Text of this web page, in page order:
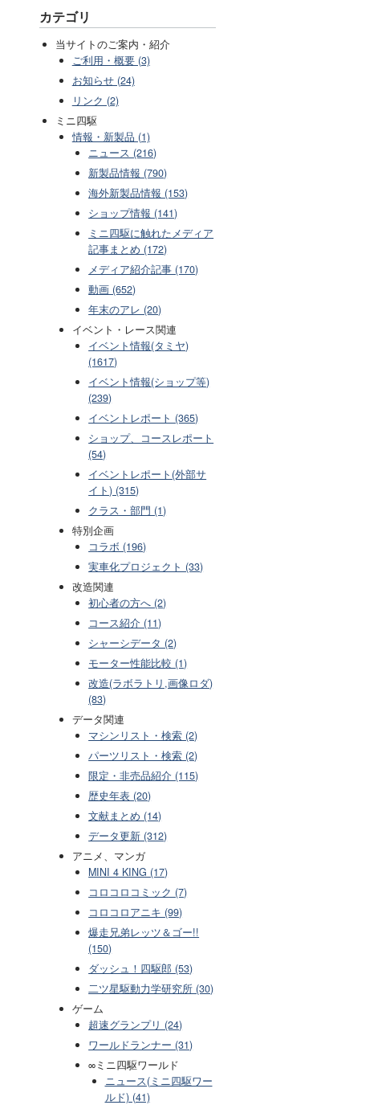
カテゴリ
当サイトのご案内・紹介
ご利用・概要 (3)
お知らせ (24)
リンク (2)
ミニ四駆
情報・新製品 (1)
ニュース (216)
新製品情報 (790)
海外新製品情報 (153)
ショップ情報 (141)
ミニ四駆に触れたメディア
記事まとめ (172)
メディア紹介記事 (170)
動画 (652)
年末のアレ (20)
イベント・レース関連
イベント情報(タミヤ)
(1617)
イベント情報(ショップ等)
(239)
イベントレポート (365)
ショップ、コースレポート
(54)
イベントレポート(外部サ
イト) (315)
クラス・部門 (1)
特別企画
コラボ (196)
実車化プロジェクト (33)
改造関連
初心者の方へ (2)
コース紹介 (11)
シャーシデータ (2)
モーター性能比較 (1)
改造(ラボラトリ,画像ロダ)
(83)
データ関連
マシンリスト・検索 (2)
パーツリスト・検索 (2)
限定・非売品紹介 (115)
歴史年表 (20)
文献まとめ (14)
データ更新 (312)
アニメ、マンガ
MINI 4 KING (17)
コロコロコミック (7)
コロコロアニキ (99)
爆走兄弟レッツ＆ゴー!!
(150)
ダッシュ！四駆郎 (53)
二ツ星駆動力学研究所 (30)
ゲーム
超速グランプリ (24)
ワールドランナー (31)
∞ミニ四駆ワールド
ニュース(ミニ四駆ワー
ルド) (41)